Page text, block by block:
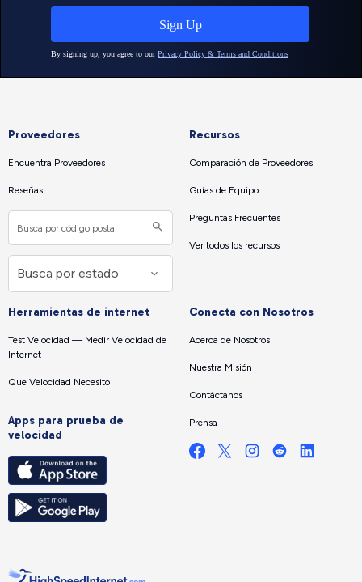
Proveedores
Encuentra Proveedores
Reseñas
Recursos
Comparación de Proveedores
Guías de Equipo
Preguntas Frecuentes
Ver todos los recursos
Herramientas de internet
Test Velocidad — Medir Velocidad de
Internet
Que Velocidad Necesito
Apps para prueba de
velocidad
Conecta con Nosotros
Acerca de Nosotros
Nuestra Misión
Contáctanos
Prensa